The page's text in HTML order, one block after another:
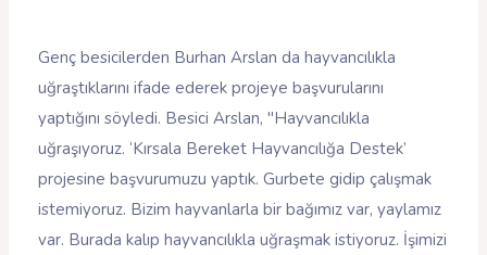
Genç besicilerden Burhan Arslan da hayvancılıkla
uğraştıklarını ifade ederek projeye başvurularını
yaptığını söyledi. Besici Arslan, "Hayvancılıkla
uğraşıyoruz. ‘Kırsala Bereket Hayvancılığa Destek’
projesine başvurumuzu yaptık. Gurbete gidip çalışmak
istemiyoruz. Bizim hayvanlarla bir bağımız var, yaylamız
var. Burada kalıp hayvancılıkla uğraşmak istiyoruz. İşimizi